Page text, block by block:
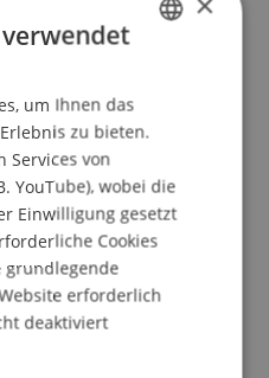
der Banken plant
den digitalen Euro.
und zugleich so
weil die Zentralbank
daran Zweifel.
Zinsen bringen.
Obergrenze von rund
Abfluss von
Das mache ihn für
Zudem fehle ihm
Burtscher
Der digitale Euro sei
ohne
um Ihnen das
zu bieten.
Services von
YouTube), wobei die
Einwilligung gesetzt
Cookies
grundlegende
erforderlich
deaktiviert